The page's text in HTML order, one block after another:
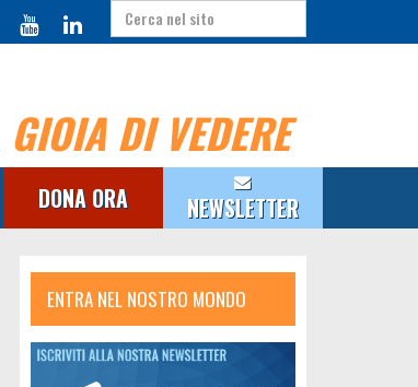
GIOIA DI VEDERE
DONA ORA NEWSLETTER
ENTRA NEL NOSTRO MONDO